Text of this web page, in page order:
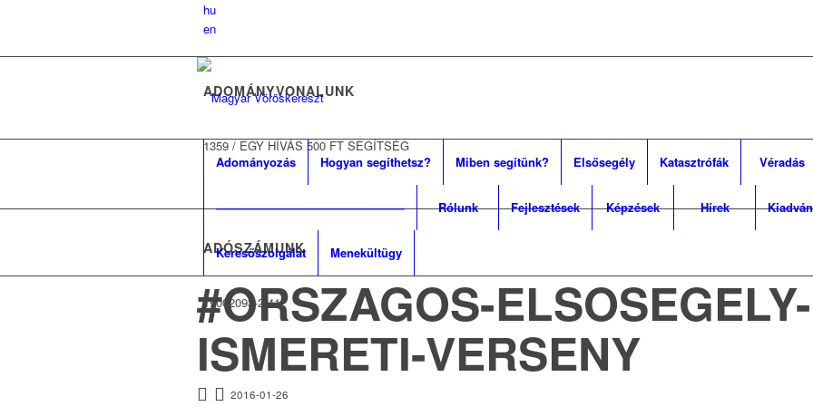
hu
en
ADOMÁNYVONALUNK
1359/ EGY HÍVÁS 500 FT SEGÍTSÉG
ADÓSZÁMUNK
19002093-2-41
Adományozás Hogyan segíthetsz? Miben segítünk? Elsősegély Katasztrófák Véradás
———————————————— Rólunk Fejlesztések Képzések Hírek
Keresőszolgálat Menekültügy
#ORSZAGOS-ELSOSEGELY-
ISMERETI-VERSENY
2016-01-26